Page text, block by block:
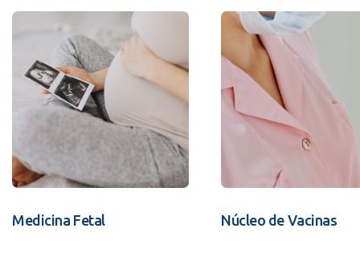
Medicina Fetal Núcleo de Vacinas